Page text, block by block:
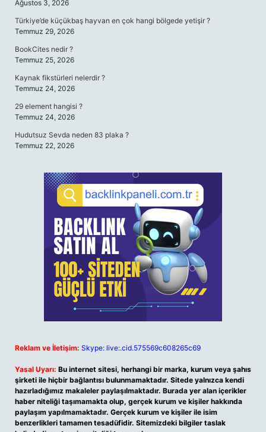
Ağustos 3, 2026
Türkiye’de küçükbaş hayvan en çok hangi bölgede yetişir ?
Temmuz 29, 2026
BookCites nedir ?
Temmuz 25, 2026
Kaynak fikstürleri nelerdir ?
Temmuz 24, 2026
29 element hangisi ?
Temmuz 24, 2026
Hudutsuz Sevda neden 83 plaka ?
Temmuz 22, 2026
Reklam ve İletişim: Skype: live:.cid.575569c608265c69
Yasal Uyarı: Bu internet sitesi, herhangi bir marka, kurum veya şahıs
şirketi ile hiçbir bağlantısı bulunmamaktadır. Sitede yalnızca kendi
hazırladığımız makaleler paylaşılmaktadır. Burada yer alan içerikler
haber niteliği taşımamakta olup, gerçek kurum ve kişiler hakkında
paylaşım yapılmamaktadır. Gerçek kurum ve kişiler ile isim
benzerlikleri tamamen tesadüfidir. Sitemizdeki bilgiler taslak